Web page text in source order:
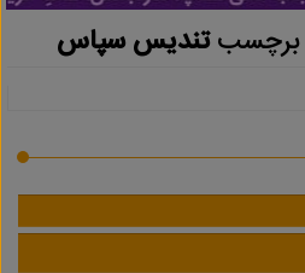
برچسبتندیس سپاس